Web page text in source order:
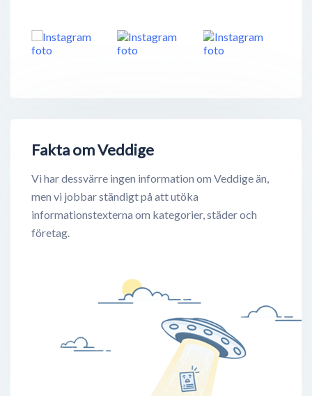
Fakta om Veddige
Vi har dessvärre ingen information om Veddige än,
men vi jobbar ständigt på att utöka
informationstexterna om kategorier, städer och
företag.